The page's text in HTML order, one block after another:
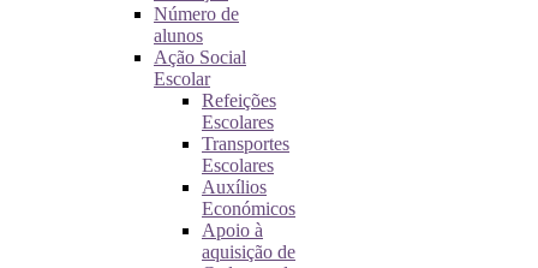
Número de
alunos
Ação Social
Escolar
Refeições
Escolares
Transportes
Escolares
Auxílios
Económicos
Apoio à
aquisição de